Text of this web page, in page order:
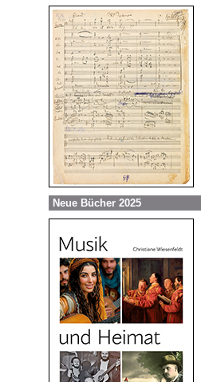
Neue Bücher 2025